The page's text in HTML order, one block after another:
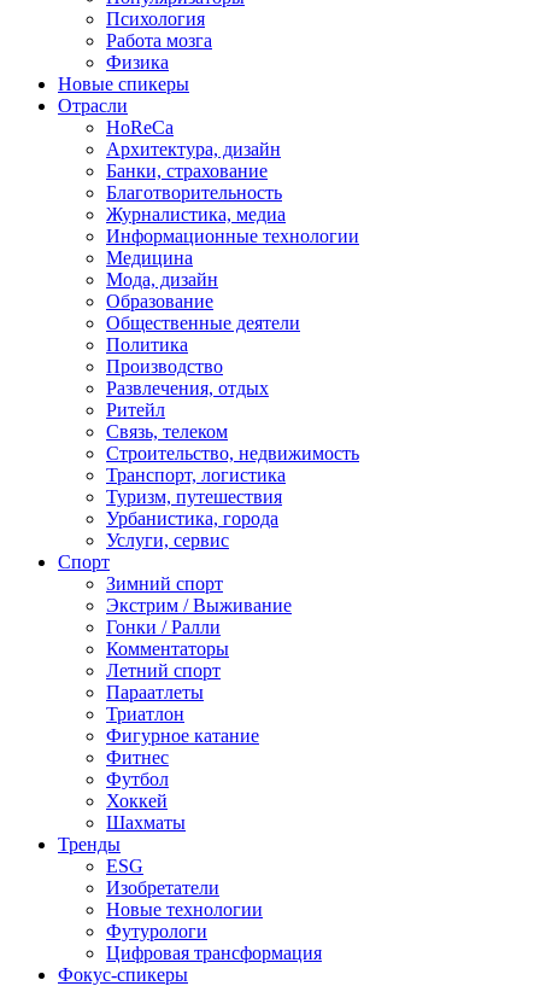
Психология
Работа мозга
Физика
Новые спикеры
Отрасли
HoReCa
Архитектура, дизайн
Банки, страхование
Благотворительность
Журналистика, медиа
Информационные технологии
Медицина
Мода, дизайн
Образование
Общественные деятели
Политика
Производство
Развлечения, отдых
Ритейл
Связь, телеком
Строительство, недвижимость
Транспорт, логистика
Туризм, путешествия
Урбанистика, города
Услуги, сервис
Спорт
Зимний спорт
Экстрим / Выживание
Гонки / Ралли
Комментаторы
Летний спорт
Параатлеты
Триатлон
Фигурное катание
Фитнес
Футбол
Хоккей
Шахматы
Тренды
ESG
Изобретатели
Новые технологии
Футурологи
Цифровая трансформация
Фокус-спикеры